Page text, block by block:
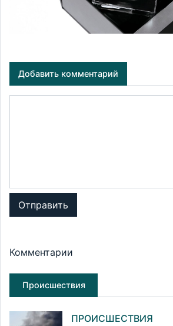
Добавить комментарий
Отправить
Комментарии
Происшествия
ПРОИСШЕСТВИЯ